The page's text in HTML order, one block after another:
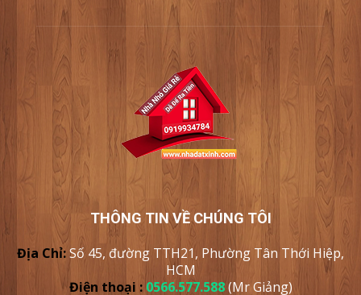
THÔNG TIN VỀ CHÚNG TÔI
Địa Chỉ:Số 45, đường TTH21, Phường Tân Thới Hiệp,
HCM
Điện thoại : 0566.577.588 (Mr Giảng)